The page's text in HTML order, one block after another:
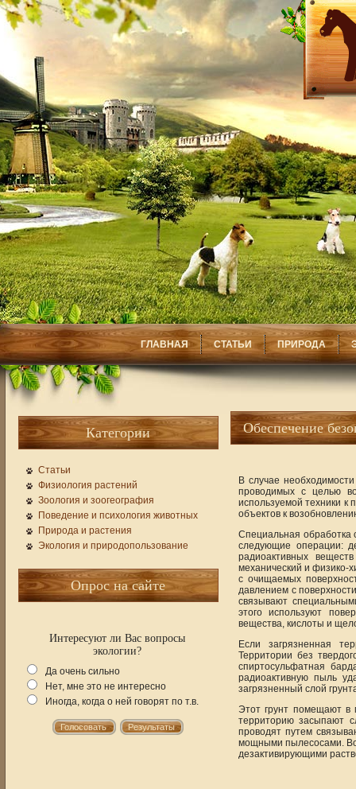
ГЛАВНАЯ СТАТЬИ ПРИРОДА
Категории
Статьи
Физиология растений
Зоология и зоогеография
Поведение и психология животных
Природа и растения
Экология и природопользование
Опрос на сайте
Интересуют ли Вас вопросы
экологии?
Да очень сильно
Нет, мне это не интересно
Иногда, когда о ней говорят по т.в.
Обеспечение
В случае
проводимых с целью
используемой техники к
объектов к
Специальная обработка
следующие операции:
радиоактивных
механический и физико-
с очищаемых
давлением с
связывают
этого используют
вещества, кислоты и
Если загрязненная
Территории без
спиртосульфатная
радиоактивную пыль
загрязненный слой
Этот грунт помещают в
территорию засыпают
проводят путем
мощными пылесосами.
дезактивирующими